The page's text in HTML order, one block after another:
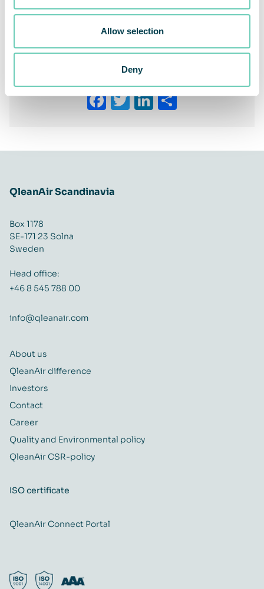
Allow selection
Deny
Inbjudan till presentation av QleanAirs resultat för tredje
Share This Story, Choose Your Platform!
Facebook
Twitter
LinkedIn
Share
QleanAir Scandinavia
Box 1178
SE-171 23 Solna
Sweden
Head office:
+46 8 545 788 00
info@qleanair.com
About us
QleanAir difference
Investors
Contact
Career
Quality and Environmental policy
QleanAir CSR-policy
ISO certificate
QleanAir Connect Portal